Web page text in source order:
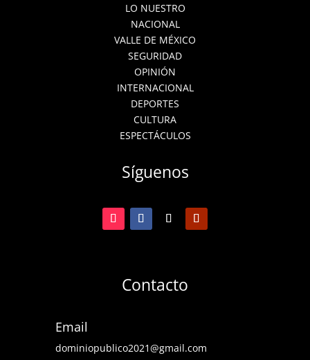
LO NUESTRO
NACIONAL
VALLE DE MÉXICO
SEGURIDAD
OPINIÓN
INTERNACIONAL
DEPORTES
CULTURA
ESPECTÁCULOS
Síguenos
Contacto
Email
dominiopublico2021@gmail.com